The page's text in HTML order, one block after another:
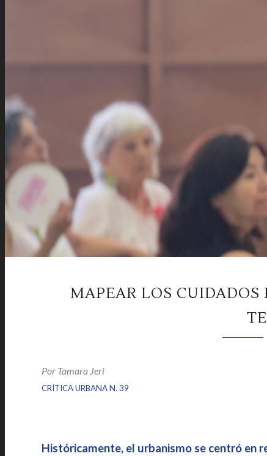
MAPEAR LOS CUIDADOS
Por Tamara Jeri
CRÍTICA URBANA N. 39
Históricamente, el urbanismo se centró en